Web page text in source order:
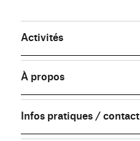
Activités
À propos
Infos pratiques / contact